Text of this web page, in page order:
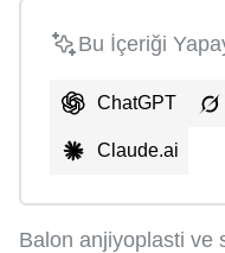
Bu İçeriği
ChatGPT
Claude.ai
Balon anjiyoplasti ve